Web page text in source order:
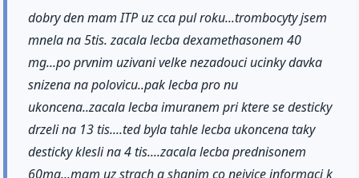
dobry den mam ITP uz cca pul roku...trombocyty jsem
mnela na 5tis. zacala lecba dexamethasonem 40
mg...po prvnim uzivani velke nezadouci ucinky davka
snizena na polovicu..pak lecba pro nu
ukoncena..zacala lecba imuranem pri ktere se desticky
drzeli na 13 tis....ted byla tahle lecba ukoncena taky
desticky klesli na 4 tis....zacala lecba prednisonem
60mg...mam uz strach a shanim co nejvice informaci k